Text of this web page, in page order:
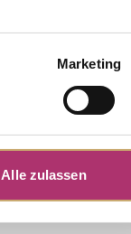
Marketing
Alle zulassen